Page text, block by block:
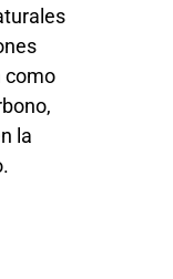
como
la